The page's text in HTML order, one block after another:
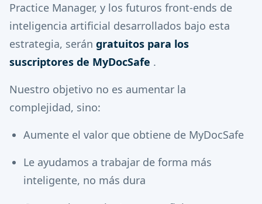
Practice Manager, y los futuros front-ends de
inteligencia artificial desarrollados bajo esta
estrategia, serán gratuitos para los
suscriptores de MyDocSafe .
Nuestro objetivo no es aumentar la
complejidad, sino:
Aumente el valor que obtiene de MyDocSafe
Le ayudamos a trabajar de forma más
inteligente, no más dura